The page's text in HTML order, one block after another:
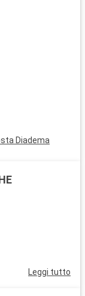
mozzafiato
è inoltre
Diadema
Leggi tutto